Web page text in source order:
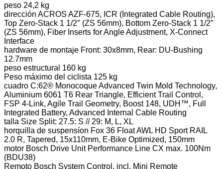
peso 24,2 kg
dirección ACROS AZF-675, ICR (Integrated Cable Routing),
Top Zero-Stack 1 1/2″ (ZS 56mm), Bottom Zero-Stack 1 1/2″
(ZS 56mm), Fiber Inserts for Angle Adjustment, X-Connect
Interface
hardware de montaje Front: 30x8mm, Rear: DU-Bushing
12.7mm
peso estructural 160 kg
Peso máximo del ciclista 125 kg
cuadro C:62® Monocoque Advanced Twin Mold Technology,
Aluminium 6061 T6 Rear Triangle, Efficient Trail Control,
FSP 4-Link, Agile Trail Geometry, Boost 148, UDH™, Full
Integrated Battery, Advanced Internal Cable Routing
talla Size Split: 27.5: S // 29: M, L, XL
horquilla de suspensíon Fox 36 Float AWL HD Sport RAIL
2.0 R, Tapered, 15x110mm, E-Bike Optimized, 150mm
motor Bosch Drive Unit Performance Line CX max. 100Nm
(BDU38)
Remoto Bosch System Control, incl. Mini Remote